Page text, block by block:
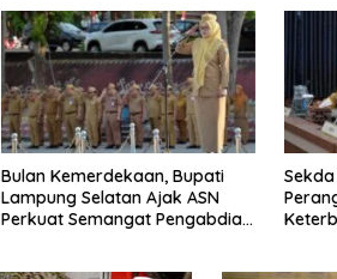
Sekda Lampung Selatan Minta
Perangkat Daerah Perkuat
Keterbukaan Informasi Publik
Dua